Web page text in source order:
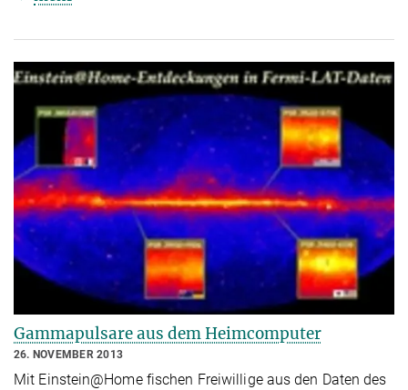
Gammapulsare aus dem Heimcomputer
26. NOVEMBER 2013
Mit Einstein@Home fischen Freiwillige aus den Daten des